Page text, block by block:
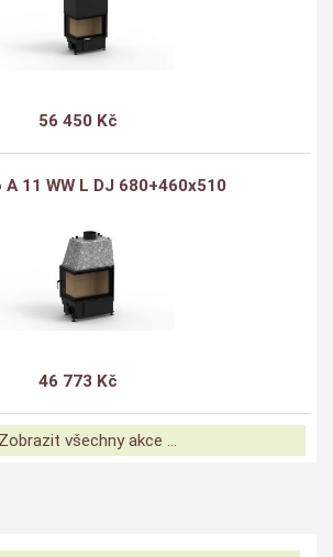
56 450 Kč
11 WW L DJ 680+460x510
46 773 Kč
Zobrazit všechny akce ...